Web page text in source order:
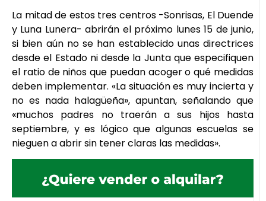
La mitad de estos tres centros -Sonrisas, El Duende
y Luna Lunera- abrirán el próximo lunes 15 de junio,
si bien aún no se han establecido unas directrices
desde el Estado ni desde la Junta que especifiquen
el ratio de niños que puedan acoger o qué medidas
deben implementar. «La situación es muy incierta y
no es nada halagüeña», apuntan, señalando que
«muchos padres no traerán a sus hijos hasta
septiembre, y es lógico que algunas escuelas se
nieguen a abrir sin tener claras las medidas».